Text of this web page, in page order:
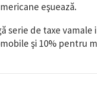
eşuează.
serie de taxe
şi 10% pentru